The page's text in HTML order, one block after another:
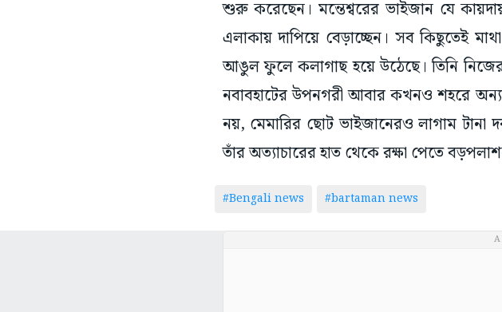
এলাকায় দাপিয়ে বেড়াচ্ছেন। সব কিছুতেই
আঙুল ফুলে কলাগাছ হয়ে উঠেছে। তিনি
নবাবহাটের উপনগরী আবার কখনও শহরে অন্য
নয়, মেমারির ছোট ভাইজানেরও লাগাম
তাঁর অত্যাচারের হাত থেকে রক্ষা পেতে